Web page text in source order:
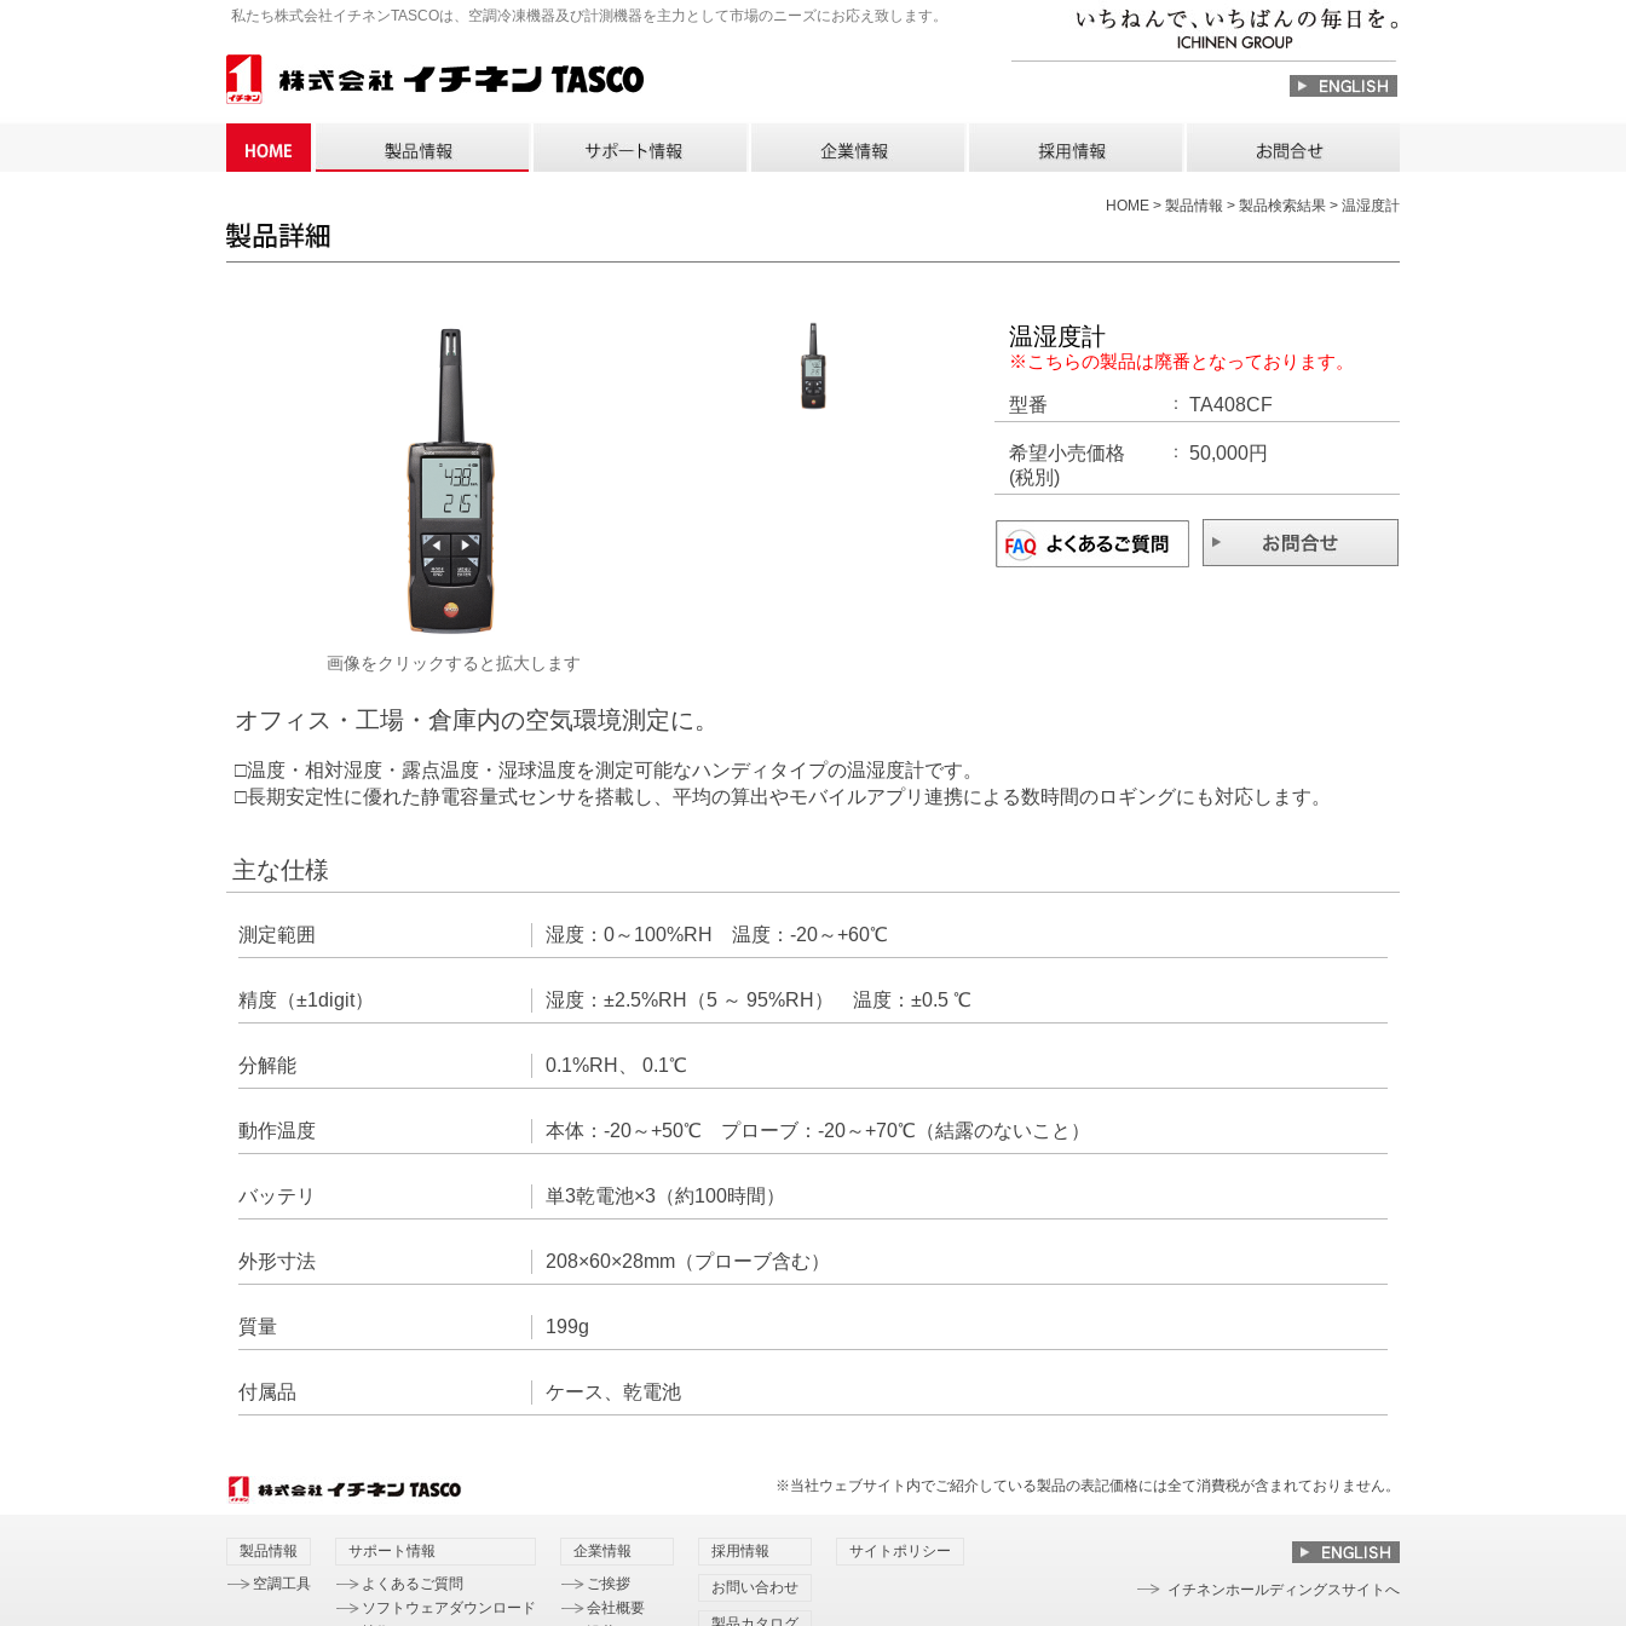
私たち株式会社イチネンTASCOは、空調冷凍機器及び計測機器を主力として市場のニーズにお応え致します。
HOME > 製品情報 > 製品検索結果 > 温湿度計
温湿度計
※こちらの製品は廃番となっております。
型番 TA408CF
希望小売価格
(税別)
50,000円
画像をクリックすると拡大します
オフィス・工場・倉庫内の空気環境測定に。
□温度・相対湿度・露点温度・湿球温度を測定可能なハンディタイプの温湿度計です。
□長期安定性に優れた静電容量式センサを搭載し、平均の算出やモバイルアプリ連携による数時間のロギングにも対応します。
主な仕様
測定範囲 湿度：0～100%RH 温度：-20～+60℃
精度（±1digit） 湿度：±2.5%RH（5 ～ 95%RH） 温度：±0.5 ℃
分解能 0.1%RH、 0.1℃
動作温度 本体：-20～+50℃ プローブ：-20～+70℃（結露のないこと）
バッテリ 単3乾電池×3（約100時間）
外形寸法 208×60×28mm（プローブ含む）
質量 199g
付属品 ケース、乾電池
※当社ウェブサイト内でご紹介している製品の表記価格には全て消費税が含まれておりません。
製品情報
空調工具
サポート情報
よくあるご質問
ソフトウェアダウンロード
企業情報
ご挨拶
会社概要
採用情報
お問い合わせ
サイトポリシー
イチネンホールディングスサイトへ